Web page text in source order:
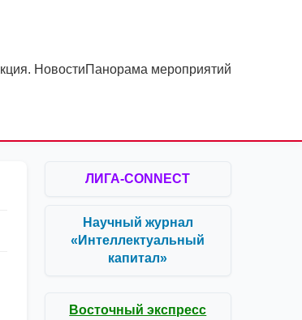
НовостиПанорама мероприятий
ЛИГА-CONNECT
Научный журнал
«Интеллектуальный
капитал»
Восточный экспресс